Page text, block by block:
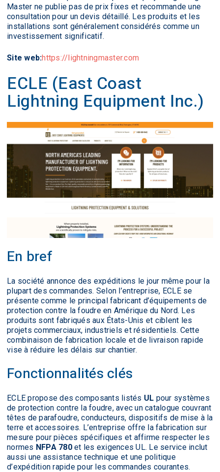
Master ne publie pas de prix fixes et recommande une
consultation pour un devis détaillé. Les produits et les
installations sont généralement considérés comme un
investissement significatif.
Site web:https://lightningmaster.com
ECLE (East Coast
Lightning Equipment Inc.)
En bref
La société annonce des expéditions le jour même pour la
plupart des commandes. Selon l’entreprise, ECLE se
présente comme le principal fabricant d’équipements de
protection contre la foudre en Amérique du Nord. Les
produits sont fabriqués aux États-Unis et ciblent les
projets commerciaux, industriels et résidentiels. Cette
combinaison de fabrication locale et de livraison rapide
vise à réduire les délais sur chantier.
Fonctionnalités clés
ECLE propose des composants listés UL pour systèmes
de protection contre la foudre, avec un catalogue couvrant
têtes de parafoudre, conducteurs, dispositifs de mise à la
terre et accessoires. L’entreprise offre la fabrication sur
mesure pour pièces spécifiques et affirme respecter les
normes NFPA 780et les exigences UL. Le service inclut
aussi une assistance technique et une politique
d’expédition rapide pour les commandes courantes.